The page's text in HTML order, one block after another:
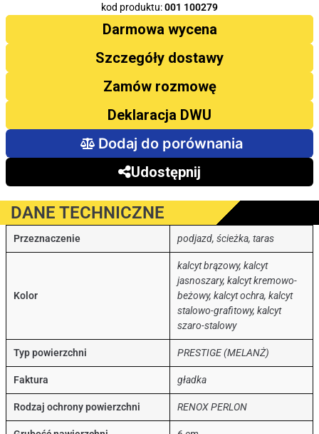
kod produktu:001 100279
Darmowa wycena
Szczegóły dostawy
Zamów rozmowę
Deklaracja DWU
Dodaj do porównania
Udostępnij
DANE TECHNICZNE
Przeznaczenie podjazd, ścieżka, taras
Kolor
kalcyt brązowy, kalcyt
jasnoszary, kalcyt kremowo-
beżowy, kalcyt ochra, kalcyt
stalowo-grafitowy, kalcyt
szaro-stalowy
Typ powierzchni PRESTIGE (MELANŻ)
Faktura gładka
Rodzaj ochrony powierzchni RENOX PERLON